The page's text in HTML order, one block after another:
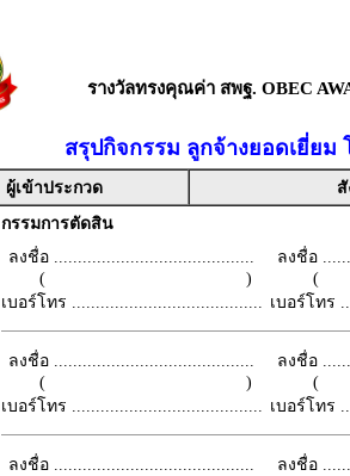
รางวัลทรงคุณค่า สพฐ. OBEC
สรุปกิจกรรม ลูกจ้างยอดเยี่ยม
ผู้เข้าประกวด
กรรมการตัดสิน
ลงชื่อ ..........................................
( )
เบอร์โทร ........................................
ลงชื่อ
เบอร์โทร
ลงชื่อ ..........................................
( )
เบอร์โทร ........................................
ลงชื่อ
เบอร์โทร
ลงชื่อ ..........................................
ลงชื่อ